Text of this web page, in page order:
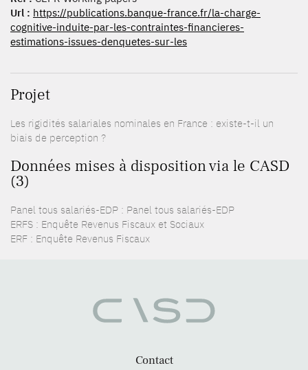
Url : https://publications.banque-france.fr/la-charge-
cognitive-induite-par-les-contraintes-financieres-
estimations-issues-denquetes-sur-les
Projet
Les rigidités salariales nominales en France : existe-t-il un
biais de perception ?
Données mises à disposition via le CASD
(3)
Panel tous salariés-EDP : Panel tous salariés-EDP
ERFS : Enquête Revenus Fiscaux et Sociaux
ERF : Enquête Revenus Fiscaux
Contact